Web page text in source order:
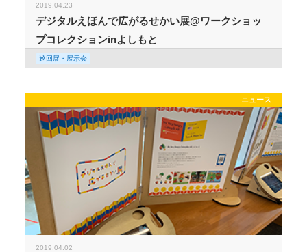
2019.04.23
デジタルえほんで広がるせかい展@ワークショッ
プコレクションinよしもと
巡回展・展示会
ニュース
2019.04.02